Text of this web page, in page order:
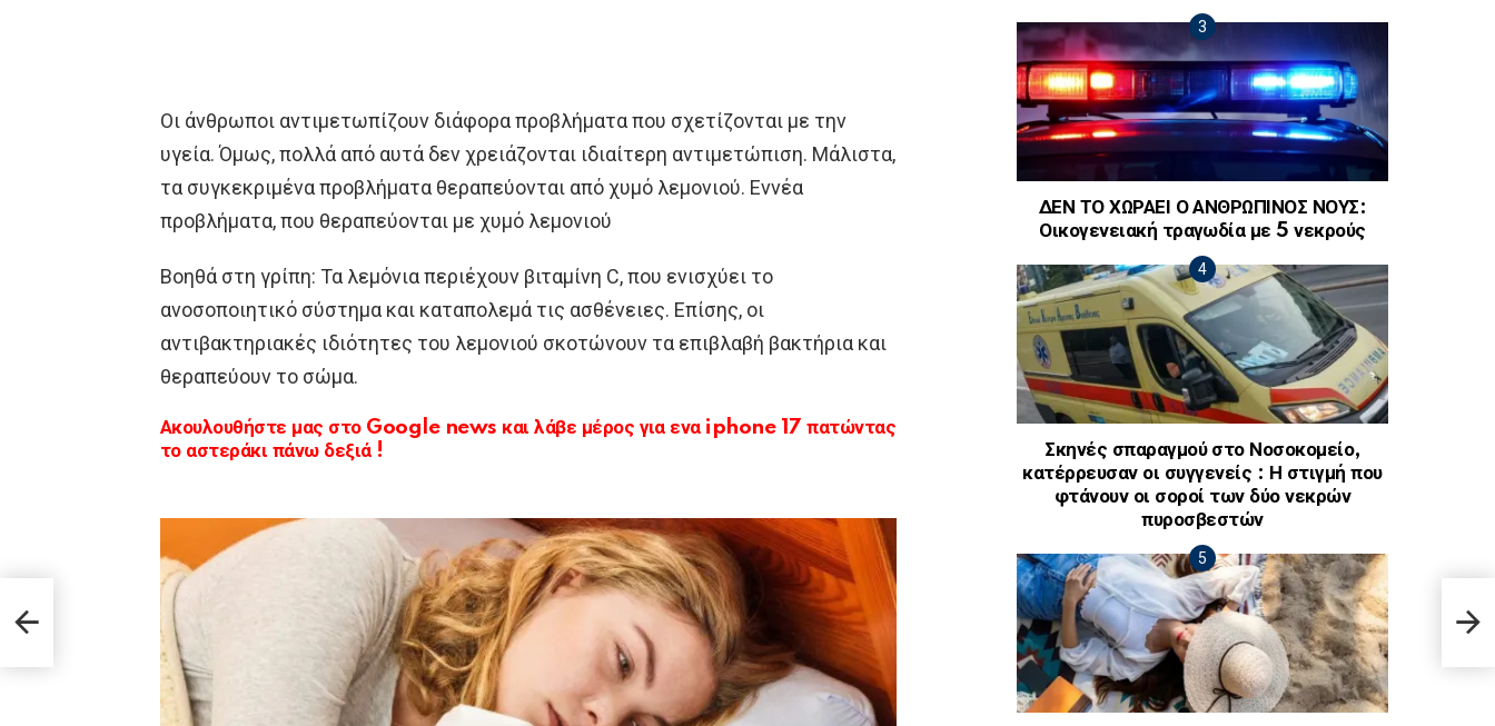
Οι άνθρωποι αντιμετωπίζουν διάφορα προβλήματα που σχετίζονται με την
υγεία. Όμως, πολλά από αυτά δεν χρειάζονται ιδιαίτερη αντιμετώπιση. Μάλιστα,
τα συγκεκριμένα προβλήματα θεραπεύονται από χυμό λεμονιού. Εννέα
προβλήματα, που θεραπεύονται με χυμό λεμονιού
Βοηθά στη γρίπη: Τα λεμόνια περιέχουν βιταμίνη C, που ενισχύει το
ανοσοποιητικό σύστημα και καταπολεμά τις ασθένειες. Επίσης, οι
αντιβακτηριακές ιδιότητες του λεμονιού σκοτώνουν τα επιβλαβή βακτήρια και
θεραπεύουν το σώμα.
Ακουλουθήστε μας στο Google news και λάβε μέρος για ενα iphone 17 πατώντας
το αστεράκι πάνω δεξιά !
ΔΕΝ ΤΟ ΧΩΡΑΕΙ Ο ΑΝΘΡΩΠΙΝΟΣ ΝΟΥΣ:
Οικογενειακή τραγωδία με 5 νεκρούς
Σκηνές σπαραγμού στο Νοσοκομείο,
κατέρρευσαν οι συγγενείς : Η στιγμή που
φτάνουν οι σοροί των δύο νεκρών
πυροσβεστών